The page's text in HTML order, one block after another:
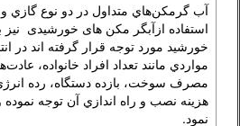
آب گرمكن‌هاي متداول در دو نوع گازي
استفاده ازآبگر مکن های خورشیدی
خورشید مورد توجه قرار گرفته اند در
مواردي مانند تعداد افراد خانواده،
مصرف سوخت، بازده دستگاه، رده‌
هزينه نصب و راه اندازي آن توجه نموده
نمود.